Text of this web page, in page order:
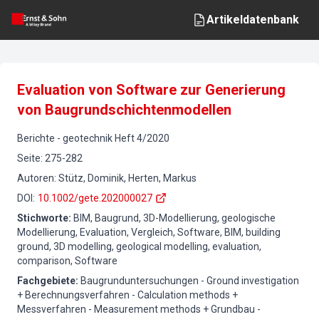
Artikeldatenbank
Evaluation von Software zur Generierung
von Baugrundschichtenmodellen
Berichte - geotechnik Heft4/2020
Seite: 275-282
Autoren: Stütz, Dominik, Herten, Markus
DOI : 10.1002/gete.202000027
Stichworte: BIM, Baugrund, 3D-Modellierung, geologische
Modellierung, Evaluation, Vergleich, Software, BIM, building
ground, 3D modelling, geological modelling, evaluation,
comparison, Software
Fachgebiete: Baugrunduntersuchungen - Ground investigation
+ Berechnungsverfahren - Calculation methods +
Messverfahren - Measurement methods + Grundbau -